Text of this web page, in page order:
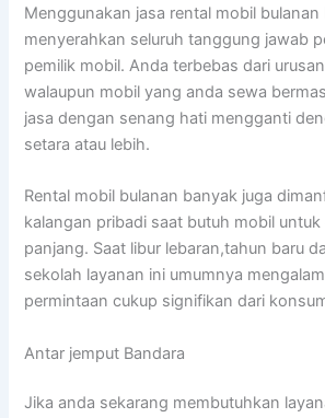
Menggunakan jasa rental mobil bulanan
menyerahkan seluruh tanggung jawab
pemilik mobil. Anda terbebas dari
walaupun mobil yang anda sewa
jasa dengan senang hati mengganti
setara atau lebih.
Rental mobil bulanan banyak juga
kalangan pribadi saat butuh mobil untuk
panjang. Saat libur lebaran,tahun baru
sekolah layanan ini umumnya
permintaan cukup signifikan dari
Antar jemput Bandara
Jika anda sekarang membutuhkan